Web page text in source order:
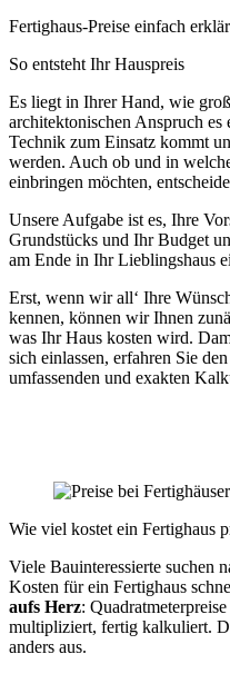
Fertighaus-Preise einfach
So entsteht Ihr Hauspreis
Es liegt in Ihrer Hand, wie
architektonischen Anspruch
Technik zum Einsatz kommt
werden. Auch ob und in
einbringen möchten,
Unsere Aufgabe ist es, Ihre
Grundstücks und Ihr Budget
am Ende in Ihr Lieblingshaus
Erst, wenn wir all‘ Ihre
kennen, können wir Ihnen
was Ihr Haus kosten wird.
sich einlassen, erfahren Sie
umfassenden und exakten
Wie viel kostet ein Fertighaus
Viele Bauinteressierte suchen
Kosten für ein Fertighaus
aufs Herz:
multipliziert, fertig kalkuliert.
anders aus.